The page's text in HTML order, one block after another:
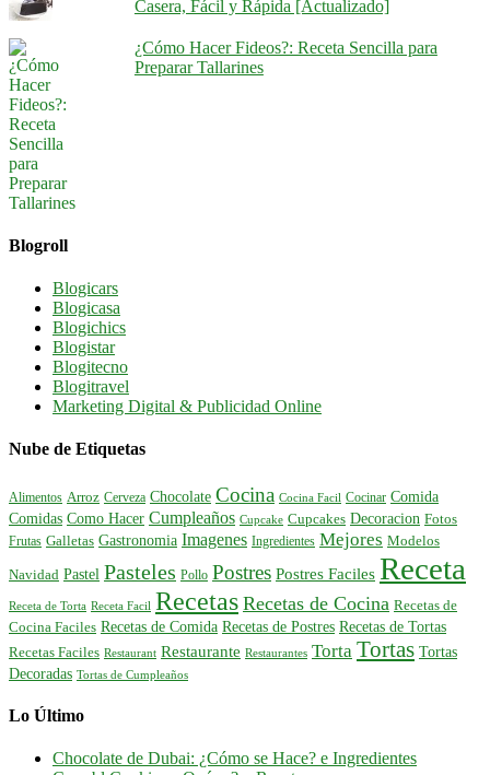
Casera, Fácil y Rápida [Actualizado]
¿Cómo Hacer Fideos?: Receta Sencilla para
Preparar Tallarines
Blogroll
Blogicars
Blogicasa
Blogichics
Blogistar
Blogitecno
Blogitravel
Marketing Digital & Publicidad Online
Nube de Etiquetas
Alimentos Arroz Cerveza Chocolate Cocina Cocina Facil Cocinar Comida
Comidas Como Hacer Cumpleaños Cupcake Cupcakes Decoracion Fotos
Frutas Galletas Gastronomia Imagenes Ingredientes Mejores Modelos
Navidad Pastel Pasteles Pollo Postres Postres Faciles Receta
Receta de Torta Receta Facil Recetas Recetas de Cocina Recetas de
Cocina Faciles Recetas de Comida Recetas de Postres Recetas de Tortas
Recetas Faciles Restaurant Restaurante Restaurantes Torta Tortas Tortas
Decoradas Tortas de Cumpleaños
Lo Último
Chocolate de Dubai: ¿Cómo se Hace? e Ingredientes